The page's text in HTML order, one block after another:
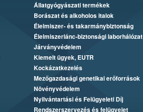
Állatgyógyászati termékek
Borászat és alkoholos italok
Élelmiszer- és takarmánybiztonság
Élelmiszerlánc-biztonsági laborhálózat
Járványvédelem
Kiemelt ügyek, EUTR
Kockázatkezelés
Mezőgazdasági genetikai erőforrások
Növényvédelem
Nyilvántartási és Felügyeleti Díj
Rendszerszervezés és felügyelet